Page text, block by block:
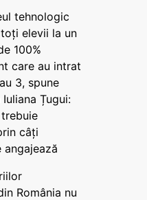
tehnologic
elevii la un
100%
care au intrat
3, spune
Țugui:
câți
angajează
România nu